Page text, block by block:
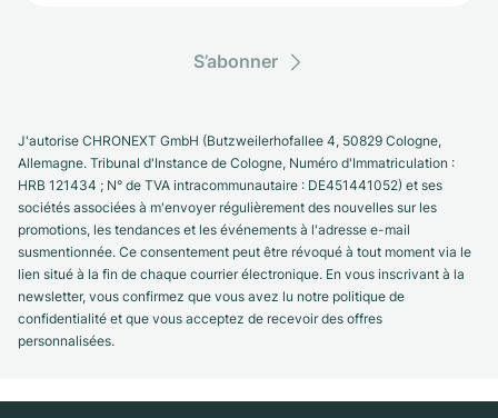
S’abonner
J'autorise CHRONEXT GmbH (Butzweilerhofallee 4, 50829 Cologne,
Allemagne. Tribunal d'Instance de Cologne, Numéro d'Immatriculation :
HRB 121434 ; N° de TVA intracommunautaire : DE451441052) et ses
sociétés associées à m'envoyer régulièrement des nouvelles sur les
promotions, les tendances et les événements à l'adresse e-mail
susmentionnée. Ce consentement peut être révoqué à tout moment via le
lien situé à la fin de chaque courrier électronique. En vous inscrivant à la
newsletter, vous confirmez que vous avez lu notre politique de
confidentialité et que vous acceptez de recevoir des offres
personnalisées.